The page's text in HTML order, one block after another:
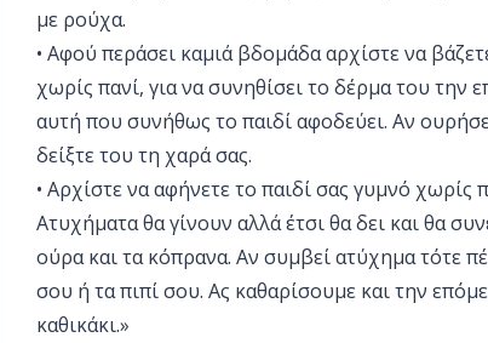
με ρούχα.
• Αφού περάσει καμιά βδομάδα αρχίστε να
χωρίς πανί, για να συνηθίσει το δέρμα του την
αυτή που συνήθως το παιδί αφοδεύει. Αν
δείξτε του τη χαρά σας.
• Αρχίστε να αφήνετε το παιδί σας γυμνό χωρίς
Ατυχήματα θα γίνουν αλλά έτσι θα δει και θα
ούρα και τα κόπρανα. Αν συμβεί ατύχημα τότε
σου ή τα πιπί σου. Ας καθαρίσουμε και την
καθικάκι.»